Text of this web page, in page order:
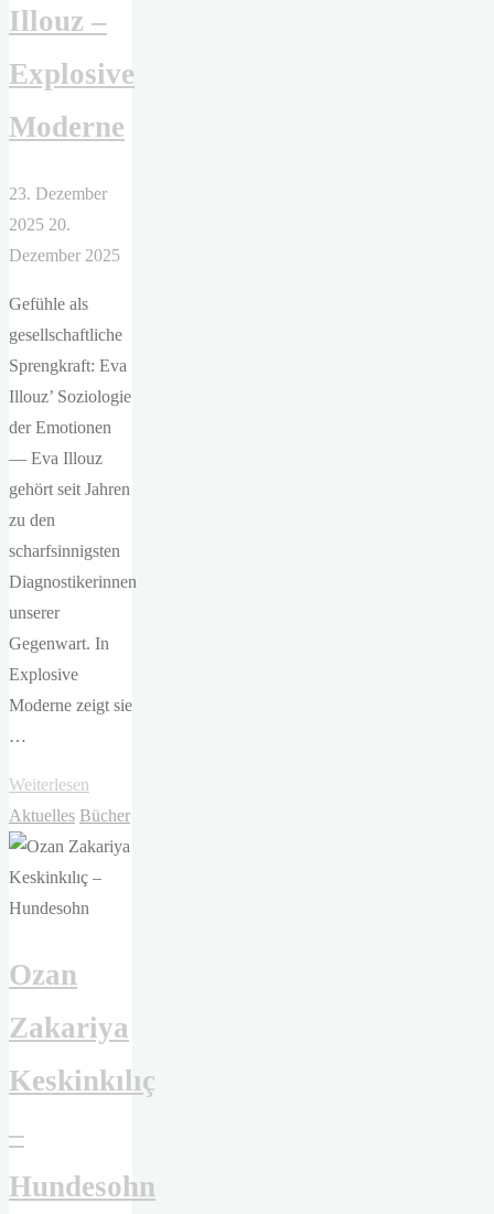
Illouz –
Explosive
Moderne
23. Dezember
2025 20.
Dezember 2025
Gefühle als
gesellschaftliche
Sprengkraft: Eva
Illouz’ Soziologie
der Emotionen
— Eva Illouz
gehört seit Jahren
zu den
scharfsinnigsten
Diagnostikerinnen
unserer
Gegenwart. In
Explosive
Moderne zeigt sie
…
Weiterlesen
Illouz
–
Explosive
Aktuelles Bücher
Ozan
Zakariya
Keskinkılıç
–
Hundesohn